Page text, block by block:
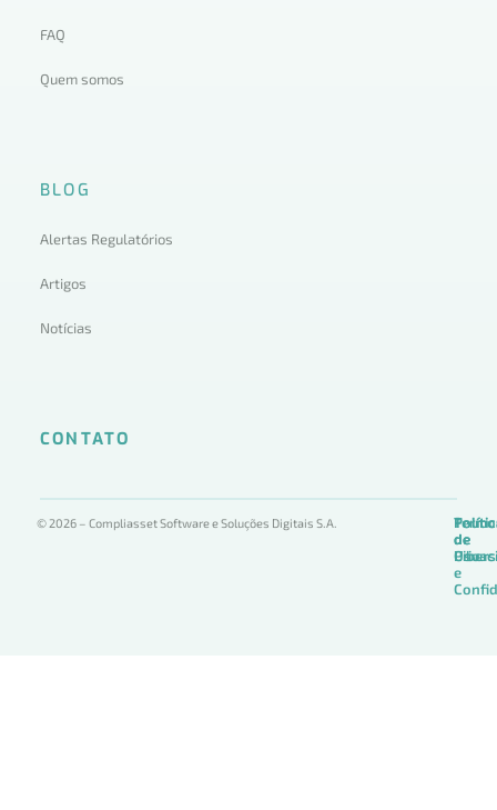
FAQ
Quem somos
BLOG
Alertas Regulatórios
Artigos
Notícias
CONTATO
© 2026 – Compliasset Software e Soluções Digitais S.A.
de
Uso
de
de
e